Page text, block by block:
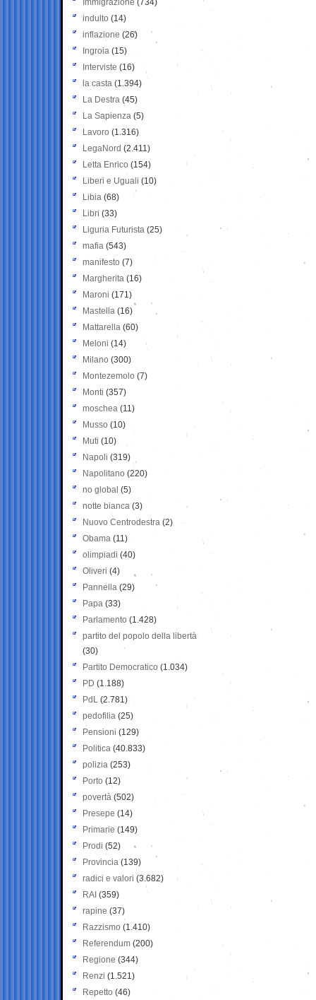
Immigrazione (734)
indulto (14)
inflazione (26)
Ingroia (15)
Interviste (16)
la casta (1.394)
La Destra (45)
La Sapienza (5)
Lavoro (1.316)
LegaNord (2.411)
Letta Enrico (154)
Liberi e Uguali (10)
Libia (68)
Libri (33)
Liguria Futurista (25)
mafia (543)
manifesto (7)
Margherita (16)
Maroni (171)
Mastella (16)
Mattarella (60)
Meloni (14)
Milano (300)
Montezemolo (7)
Monti (357)
moschea (11)
Musso (10)
Muti (10)
Napoli (319)
Napolitano (220)
no global (5)
notte bianca (3)
Nuovo Centrodestra (2)
Obama (11)
olimpiadi (40)
Oliveri (4)
Pannella (29)
Papa (33)
Parlamento (1.428)
partito del popolo della libertà
(30)
Partito Democratico (1.034)
PD (1.188)
PdL (2.781)
pedofilia (25)
Pensioni (129)
Politica (40.833)
polizia (253)
Porto (12)
povertà (502)
Presepe (14)
Primarie (149)
Prodi (52)
Provincia (139)
radici e valori (3.682)
RAI (359)
rapine (37)
Razzismo (1.410)
Referendum (200)
Regione (344)
Renzi (1.521)
Repetto (46)